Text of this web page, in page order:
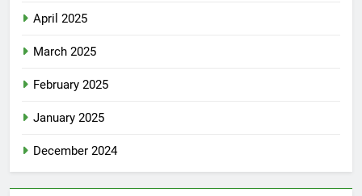
April 2025
March 2025
February 2025
January 2025
December 2024